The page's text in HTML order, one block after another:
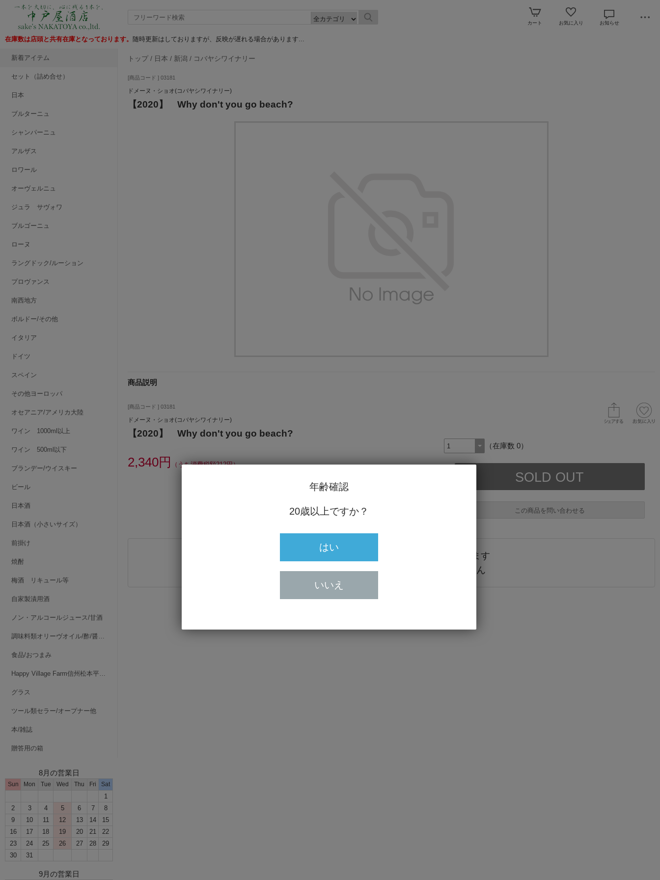
カート お気に入り お知らせ
在庫数は店頭と共有在庫となっております。 随時更新はしておりますが、反映が遅れる場合があります...
新着アイテム
セット（詰め合せ）
日本
ブルターニュ
シャンパーニュ
アルザス
ロワール
オーヴェルニュ
ジュラ サヴォワ
ブルゴーニュ
ローヌ
ラングドック/ルーション
プロヴァンス
南西地方
ボルドー/その他
イタリア
ドイツ
スペイン
その他ヨーロッパ
オセアニア/アメリカ大陸
ワイン 1000ml以上
ワイン 500ml以下
ブランデー/ウイスキー
ビール
日本酒
日本酒（小さいサイズ）
前掛け
焼酎
梅酒 リキュール等
自家製漬用酒
ノン・アルコールジュース/甘酒
調味料類オリーヴオイル/酢/醤油/みりん/他
食品/おつまみ
Happy Village Farm信州松本平・波田
グラス
ツール類セラー/オープナー他
本/雑誌
贈答用の箱
8月の営業日
Sun Mon Tue Wed Thu Fri Sat
1
2
3 4 5 6 7
8
9
10 11 12 13 14
15
16
17 18 19 20 21
22
23
24 25 26 27 28
29
30
31
9月の営業日
トップ/ 日本 / 新潟 / コバヤシワイナリー
[商品コード ] 03181
ドメーヌ・ショオ(コバヤシワイナリー)
【2020】 Why don't you go beach?
商品説明
[商品コード ] 03181
ドメーヌ・ショオ(コバヤシワイナリー)
【2020】 Why don't you go beach?
2,340円 （うち消費税額212円）
（在庫数 0）
この商品を問い合わせる
必須
20歳未満の方の飲酒は法律で禁止されています
20歳未満の方に対しては酒類を販売しません
年齢確認
20歳以上ですか？
はい
いいえ